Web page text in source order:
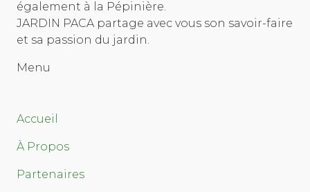
également à la Pépinière.
JARDIN PACA partage avec vous son savoir-faire
et sa passion du jardin.
Menu
Accueil
À Propos
Partenaires